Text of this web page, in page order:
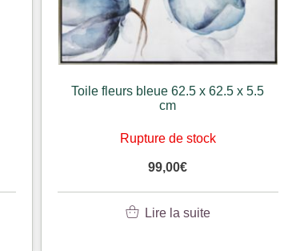
Toile fleurs bleue 62.5 x 62.5 x 5.5
cm
Rupture de stock
99,00€
Lire la suite